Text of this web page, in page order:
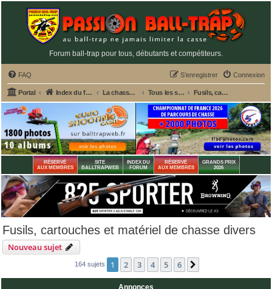
Forum ball-trap pour tous, débutants et compétiteurs.
FAQ Connexion
S’enregistrer
Portal Index du forum La chasse et le matériel de chasse Tous les sujets de chasse Fusils, cartouches et matériel de chasse divers
RÉSERVÉ
AUX MEMBRES
SITE
BALLTRAPWEB
INDEX DU
FORUM
RÉSERVÉ
AUX MEMBRES
GRANDS PRIX
2026
Fusils, cartouches et matériel de chasse divers
Nouveau sujet
164 sujets 1 2 3 4 5 6
Annonces